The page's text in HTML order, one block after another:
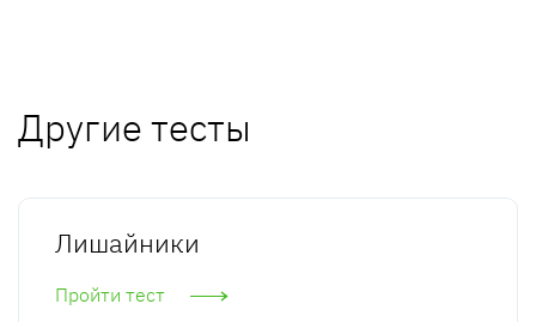
Другие тесты
Лишайники
Пройти тест